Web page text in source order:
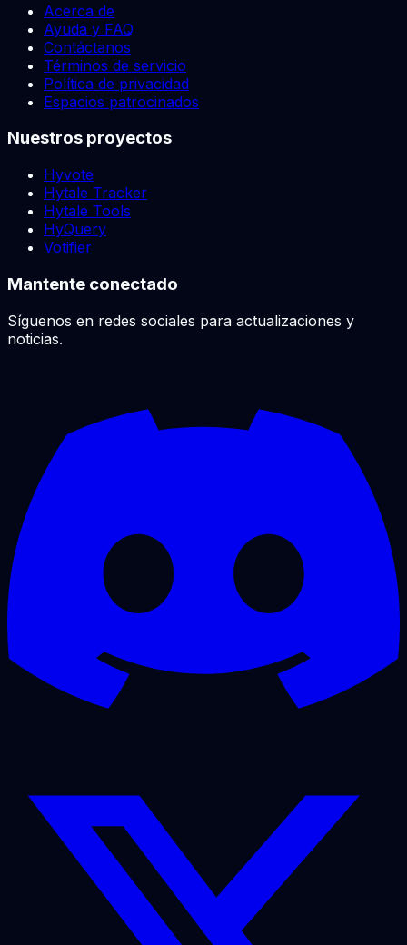
Acerca de
Ayuda y FAQ
Contáctanos
Términos de servicio
Política de privacidad
Espacios patrocinados
Nuestros proyectos
Hyvote
Hytale Tracker
Hytale Tools
HyQuery
Votifier
Mantente conectado
Síguenos en redes sociales para actualizaciones y
noticias.